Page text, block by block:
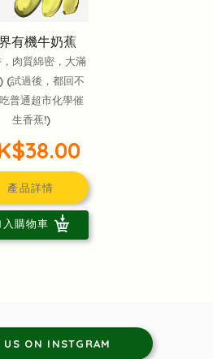
有機牛奶蕉
肉質綿密，大滿
(試過後，都回不
普通超市化學催
生香蕉!)
產品詳情
入購物車
US ON INSTGRAM